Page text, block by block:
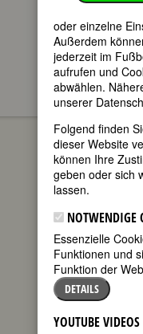
FEMBIO-
FEMBIO-
oder einzelne
Außerdem
jederzeit im
aufrufen und
abwählen.
unserer
Folgend finden
dieser Website
können Ihre
geben oder sich
lassen.
NOTWENDIGE
Essenzielle
Funktionen und
Funktion der
DETAILS
YOUTUBE VIDEOS